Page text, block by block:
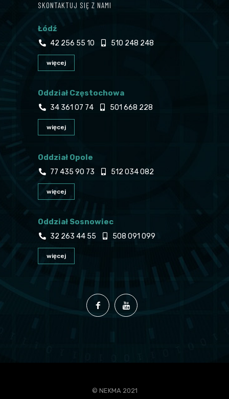
SKONTAKTUJ SIĘ Z NAMI
Łódź
42 256 55 10 510 248 248
więcej
Oddział Częstochowa
34 361 07 74 501 668 228
więcej
Oddział Opole
77 435 90 73 512 034 082
więcej
Oddział Sosnowiec
32 263 44 55 508 091 099
więcej
© NEKMA 2021